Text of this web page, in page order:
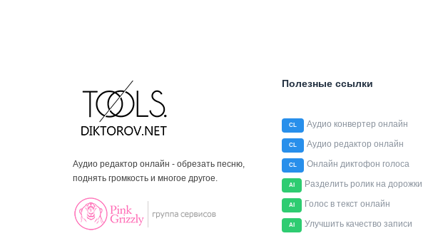
Аудио редактор онлайн - обрезать песню,
поднять громкость и многое другое.
Полезные ссылки
CL Аудио конвертер онлайн
CL Аудио редактор онлайн
CL Онлайн диктофон голоса
AI Разделить ролик на дорожки
AI Голос в текст онлайн
AI Улучшить качество записи